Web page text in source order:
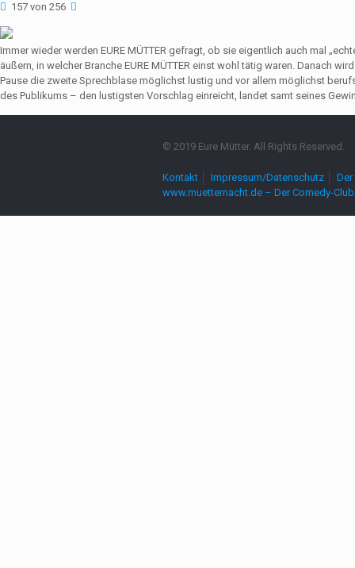
157 von 256
Immer wieder werden EURE MÜTTER gefragt, ob sie eigentlich auch mal
äußern, in welcher Branche EURE MÜTTER einst wohl tätig waren. Danach
Pause die zweite Sprechblase möglichst lustig und vor allem möglichst
des Publikums – den lustigsten Vorschlag einreicht, landet samt seines
© 2019 Eure Mütter. All Rights Reserved.
Kontakt Impressum/Datenschutz
www.muetternacht.de – Der Comedy-Club